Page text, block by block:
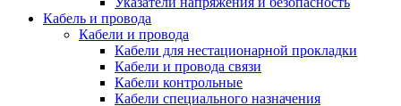
Кабель и провода
Кабели и провода
Кабели для нестационарной прокладки
Кабели и провода связи
Кабели контрольные
Кабели специального назначения